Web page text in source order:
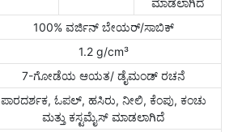
ಮಾಡಲಾಗಿದೆ
100% ವರ್ಜಿನ್ ಬೇಯರ್/ಸಾಬಿಕ್
1.2 g/cm³
7-ಗೋಡೆಯ ಆಯತ/ ಡೈಮಂಡ್ ರಚನೆ
ಪಾರದರ್ಶಕ, ಓಪಲ್, ಹಸಿರು, ನೀಲಿ, ಕೆಂಪು, ಕಂಚು
ಮತ್ತು ಕಸ್ಟಮೈಸ್ ಮಾಡಲಾಗಿದೆ